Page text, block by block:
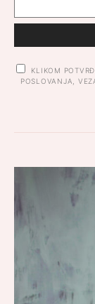
KLIKOM
POSLOVANJA,